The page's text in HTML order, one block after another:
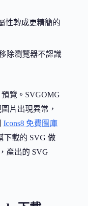
性轉成更精簡的
移除瀏覽器不認識
覽。SVGOMG
片出現異常，
Icons8 免費圖庫
下載的 SVG 做
，產出的 SVG